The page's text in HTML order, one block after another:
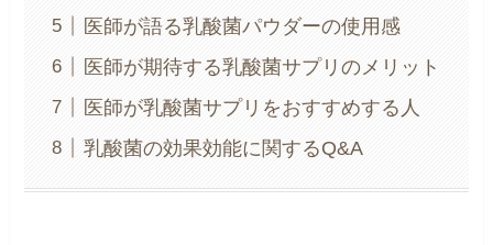
医師が語る乳酸菌パウダーの使用感
医師が期待する乳酸菌サプリのメリット
医師が乳酸菌サプリをおすすめする人
乳酸菌の効果効能に関するQ&A